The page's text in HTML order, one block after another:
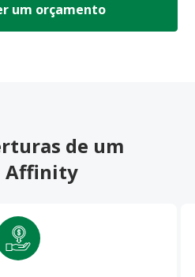
um orçamento
de um
Affinity